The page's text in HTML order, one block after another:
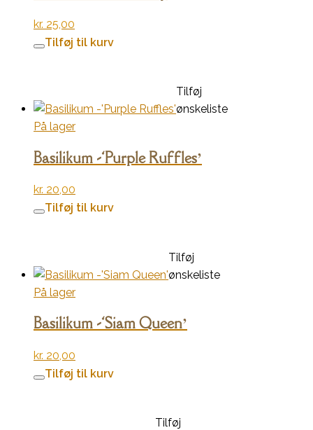
kr. 25,00
Tilføj til kurv
Tilføj
ønskeliste
På lager
Basilikum -‘Purple Ruffles’
kr. 20,00
Tilføj til kurv
Tilføj
ønskeliste
På lager
Basilikum -‘Siam Queen’
kr. 20,00
Tilføj til kurv
Tilføj